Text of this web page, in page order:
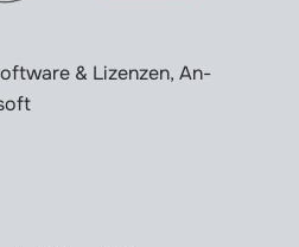
& Lizenzen, An-